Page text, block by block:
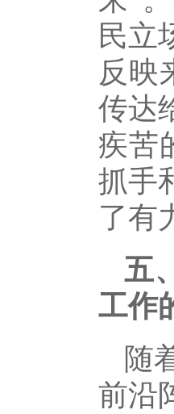
民立
反映
传达
疾苦
抓手
了有
五
工作
随
前沿